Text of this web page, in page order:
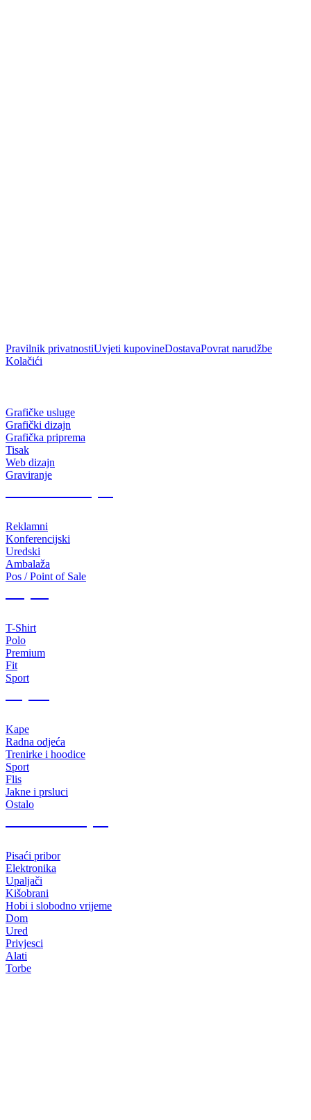
Pravilnik privatnostiUvjeti kupovineDostavaPovrat narudžbe
Kolačići
Grafičke usluge
Grafički dizajn
Grafička priprema
Tisak
Web dizajn
Graviranje
Reklamni
Konferencijski
Uredski
Ambalaža
Pos / Point of Sale
T-Shirt
Polo
Premium
Fit
Sport
Kape
Radna odjeća
Trenirke i hoodice
Sport
Flis
Jakne i prsluci
Ostalo
Pisaći pribor
Elektronika
Upaljači
Kišobrani
Hobi i slobodno vrijeme
Dom
Ured
Privjesci
Alati
Torbe